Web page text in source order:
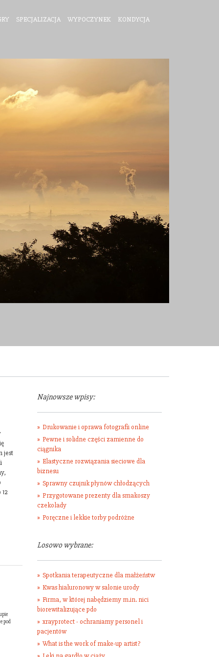
SPECJALIZACJA WYPOCZYNEK KONDYCJA
jest
pod
Najnowsze wpisy:
Drukowanie i oprawa fotografii online
Pewne i solidne części zamienne do
ciągnika
Elastyczne rozwiązania sieciowe dla
biznesu
Sprawny czujnik płynów chłodzących
Przygotowane prezenty dla smakoszy
czekolady
Poręczne i lekkie torby podróżne
Losowo wybrane:
Spotkania terapeutyczne dla małżeństw
Kwas hialuronowy w salonie urody
Firma, w której nabędziemy m.in. nici
biorewitalizujące pdo
xrayprotect - ochraniamy personel i
pacjentów
What is the work of make-up artist?